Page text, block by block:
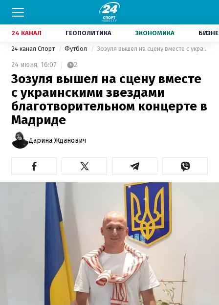
24 КАНАЛ ГЕОПОЛИТИКА ЭКОНОМИКА
24 канал Спорт Футбол Зозуля вышел на сцену вместе с украинскими звездами благотворительном концерте в Мадриде
24 июня, 16:07 2
Зозуля вышел на сцену вместе
с украинскими звездами
благотворительном концерте в
Мадриде
Дарина Жданович